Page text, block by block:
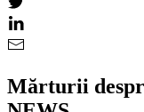
Mărturii